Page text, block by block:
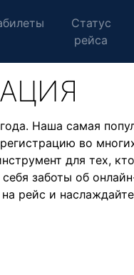
Статус
рейса
Наша самая
во
для тех,
заботы об
рейс и